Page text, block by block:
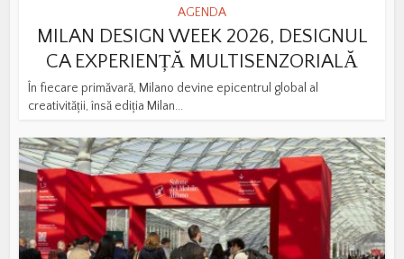
AGENDA
MILAN DESIGN WEEK 2026, DESIGNUL
CA EXPERIENȚĂ MULTISENZORIALĂ
În fiecare primăvară, Milano devine epicentrul global al
creativității, însă ediția Milan...